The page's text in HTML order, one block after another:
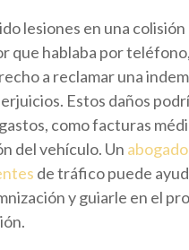
lesiones en una
que hablaba por
a reclamar una
Estos daños
como facturas
del vehículo. Un abogado
de tráfico puede
y guiarle en el